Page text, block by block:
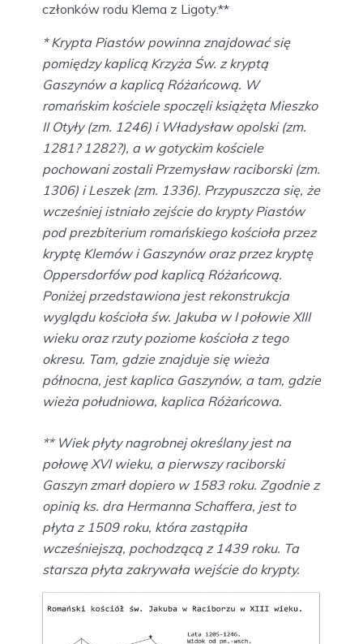
członków rodu Klema z Ligoty.**
* Krypta Piastów powinna znajdować się
pomiędzy kaplicą Krzyża Św. z kryptą
Gaszynów a kaplicą Różańcową. W
romańskim kościele spoczęli książęta Mieszko
II Otyły (zm. 1246) i Władysław opolski (zm.
1281? 1282?), a w gotyckim kościele
pochowani zostali Przemysław raciborski (zm.
1306) i Leszek (zm. 1336). Przypuszcza się, że
wcześniej istniało zejście do krypty Piastów
pod prezbiterium romańskiego kościoła przez
kryptę Klemów i Gaszynów oraz przez kryptę
Oppersdorfów pod kaplicą Różańcową.
Poniżej przedstawiona jest rekonstrukcja
wyglądu kościoła św. Jakuba w I połowie XIII
wieku oraz rzuty poziome kościoła z tego
okresu. Tam, gdzie znajduje się wieża
północna, jest kaplica Gaszynów, a tam, gdzie
wieża południowa, kaplica Różańcowa.
** Wiek płyty nagrobnej określany jest na
połowę XVI wieku, a pierwszy raciborski
Gaszyn zmarł dopiero w 1583 roku. Zgodnie z
opinią ks. dra Hermanna Schaffera, jest to
płyta z 1509 roku, która zastąpiła
wcześniejszą, pochodzącą z 1439 roku. Ta
starsza płyta zakrywała wejście do krypty.